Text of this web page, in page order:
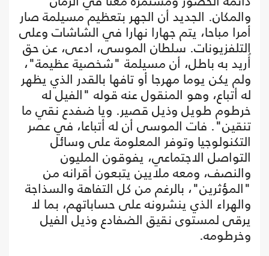
والمكان. الجديد أن الجهر بتعظيم مسيلمة صار
أمرا مباحا، يتم جهارا نهارا في الشاشات وعلى
التلفزيونات. سلطان الموسى، ادعى، عن حق
أُريد به باطل، أن مسيلمة "شخصية عظيمة"،
ولم يكن يوما مهرجا أو تافها بالقدر الذي يظهر
له أتباع، وهو المنقول عنه قوله "الفيل له
خرطوم طويل وذيل قصير. ويا ضفدع نقي ما
تنقين". فات الموسى أن له أتباعا، في عصر
التكنولوجيا وتوفر المعلومة على وسائل
التواصل الاجتماعي، يفوقون المليون
والنصف، ومعه ملايين يتبعون أقرانه من
"المؤثرين"، بالرغم من كل التفاهة والسذاجة
والهراء الذي ينشرونه على حساباتهم، بما لا
يرقى لمستوى نقيق الضفادع وذيل الفيل
وخرطومه.